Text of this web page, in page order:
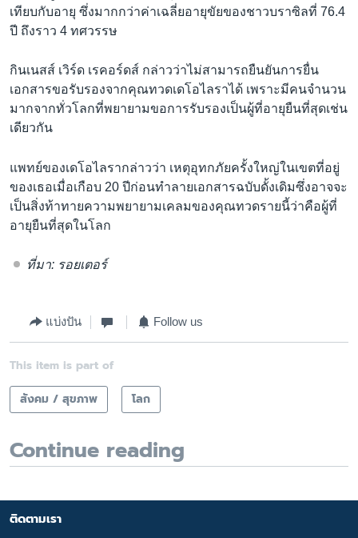
เทียบกับอายุ ซึ่งมากกว่าค่าเฉลี่ยอายุขัยของชาวบราซิลที่ 76.4
ปี ถึงราว 4 ทศวรรษ
กินเนสส์ เวิร์ด เรคอร์ดส์ กล่าวว่าไม่สามารถยืนยันการยื่น
เอกสารขอรับรองจากคุณทวดเดโอไลราได้ เพราะมีคนจำนวน
มากจากทั่วโลกที่พยายามขอการรับรองเป็นผู้ที่อายุยืนที่สุดเช่น
เดียวกัน
แพทย์ของเดโอไลรากล่าวว่า เหตุอุทกภัยครั้งใหญ่ในเขตที่อยู่
ของเธอเมื่อเกือบ 20 ปีก่อนทำลายเอกสารฉบับดั้งเดิมซึ่งอาจจะ
เป็นสิ่งท้าทายความพยายามเคลมของคุณทวดรายนี้ว่าคือผู้ที่
อายุยืนที่สุดในโลก
ที่มา: รอยเตอร์
แบ่งปัน Follow us
This item is part of
สังคม / สุขภาพ
โลก
Continue reading
ติดตามเรา